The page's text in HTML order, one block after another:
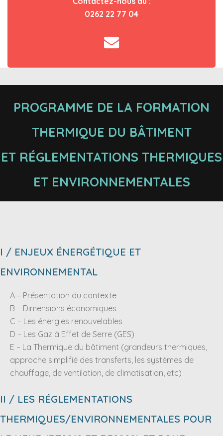
0262 22 77 04
PROGRAMME DE LA FORMATION
THERMIQUE DU BÂTIMENT
ET RÉGLEMENTATIONS THERMIQUES
ET ENVIRONNEMENTALES
I / ENJEUX ÉNERGÉTIQUE ET
ENVIRONNEMENTAL
A – Présentation du contexte
B – Dimensions économiques
C – Les énergies renouvelables
D – Les Gaz à Effet de Serre (GES)
E – La Thermique du bâtiment (grandeurs thermiques,
approche simplifié des transferts, les systèmes de
chauffage, de ventilation, de climatisation, etc)
II / LES RÉGLEMENTATIONS
THERMIQUES/ENVIRONNEMENTALES POUR